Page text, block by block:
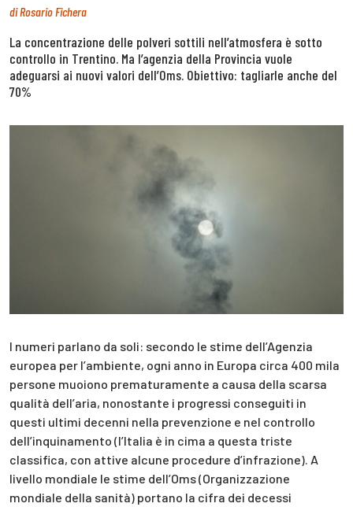
diRosario Fichera
La concentrazione delle polveri sottili nell’atmosfera è sotto
controllo in Trentino. Ma l’agenzia della Provincia vuole
adeguarsi ai nuovi valori dell’Oms. Obiettivo: tagliarle anche del
70%
I numeri parlano da soli: secondo le stime dell’Agenzia
europea per l’ambiente, ogni anno in Europa circa 400 mila
persone muoiono prematuramente a causa della scarsa
qualità dell’aria, nonostante i progressi conseguiti in
questi ultimi decenni nella prevenzione e nel controllo
dell’inquinamento (l’Italia è in cima a questa triste
classifica, con attive alcune procedure d’infrazione). A
livello mondiale le stime dell’Oms (Organizzazione
mondiale della sanità) portano la cifra dei decessi